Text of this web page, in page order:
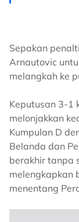
Sepakan
Arnautovic
melangkah ke
Keputusan 3-1
melonjakkan
Kumpulan D
Belanda dan
berakhir tanpa
melengkapkan
menentang